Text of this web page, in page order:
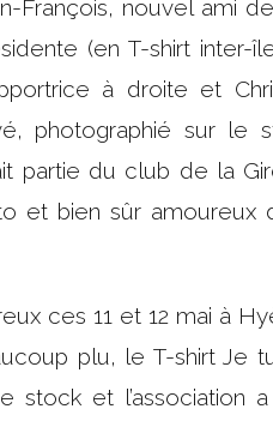
François, nouvel ami de
(en T-shirt inter-
à droite et
photographié sur le
partie du club de la
et bien sûr amoureux
ces 11 et 12 mai à
plu, le T-shirt Je
stock et l’association